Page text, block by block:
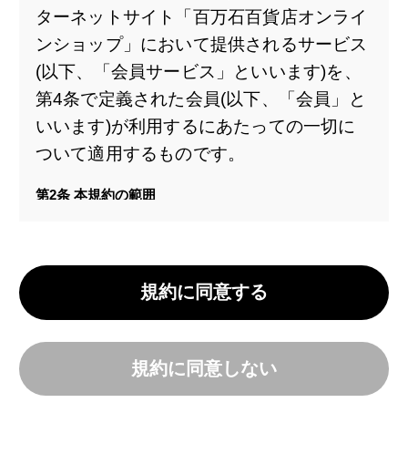
ターネットサイト「百万石百貨店オンライ
ンショップ」において提供されるサービス
(以下、「会員サービス」といいます)を、
第4条で定義された会員(以下、「会員」と
いいます)が利用するにあたっての一切に
ついて適用するものです。
第2条 本規約の範囲
のお届けについて」等の会員サービスに関
等」といいます)、及び今後追加する諸規
定等も、名目の如何にかかわらず、「百万
石百貨店オンラインサービス 会員規約」を
規約に同意しない
規約に同意する